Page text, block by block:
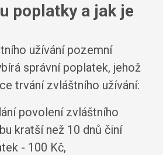
poplatky a jak je
užívání pozemní
správní poplatek, jehož
trvání zvláštního užívání:
povolení zvláštního
kratší než 10 dnů činí
- 100 Kč,